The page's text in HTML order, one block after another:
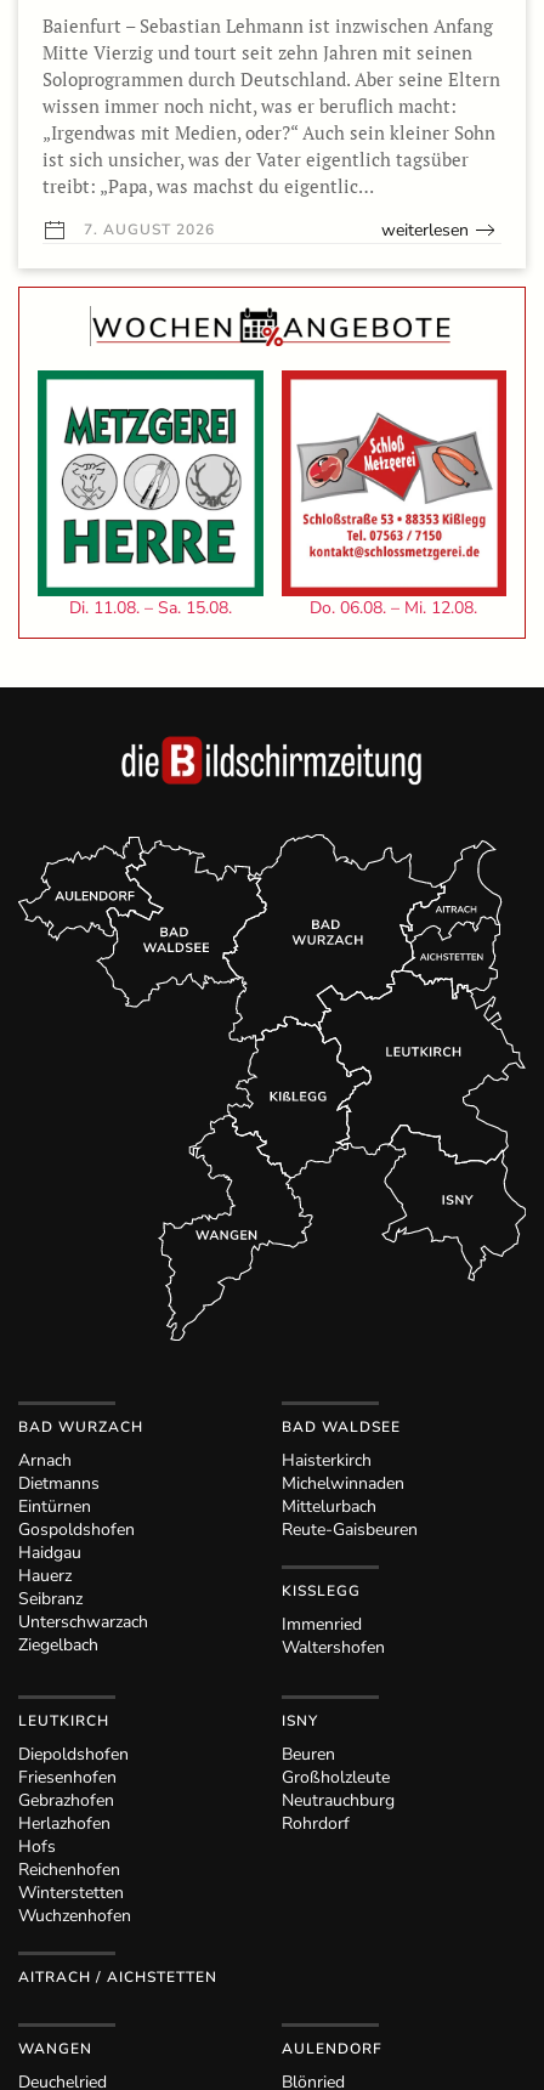
Baienfurt – Sebastian Lehmann ist inzwischen Anfang
Mitte Vierzig und tourt seit zehn Jahren mit seinen
Soloprogrammen durch Deutschland. Aber seine Eltern
wissen immer noch nicht, was er beruflich macht:
„Irgendwas mit Medien, oder?“ Auch sein kleiner Sohn
ist sich unsicher, was der Vater eigentlich tagsüber
treibt: „Papa, was machst du eigentlic…
7. AUGUST 2026 weiterlesen
Di. 11.08. – Sa. 15.08. Do. 06.08. – Mi. 12.08.
BAD WURZACH
Arnach
Dietmanns
Eintürnen
Gospoldshofen
Haidgau
Hauerz
Seibranz
Unterschwarzach
Ziegelbach
BAD WALDSEE
Haisterkirch
Michelwinnaden
Mittelurbach
Reute-Gaisbeuren
KISSLEGG
Immenried
Waltershofen
LEUTKIRCH
Diepoldshofen
Friesenhofen
Gebrazhofen
Herlazhofen
Hofs
Reichenhofen
Winterstetten
Wuchzenhofen
AITRACH / AICHSTETTEN
ISNY
Beuren
Großholzleute
Neutrauchburg
Rohrdorf
WANGEN
Deuchelried
AULENDORF
Blönried